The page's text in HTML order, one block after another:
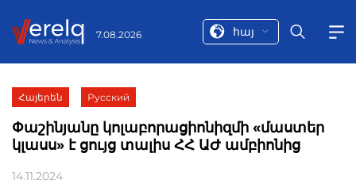
7.08.2026 հայ
Հայերեն Русский
Փաշինյանը կոլաբորացիոնիզմի «մաստեր
կլասս» է ցույց տալիս ՀՀ ԱԺ ամբիոնից
14.11.2024